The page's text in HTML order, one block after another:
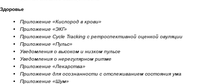
Здоровье
Приложение «Кислород в крови»
Приложение «ЭКГ»
Приложение Cycle Tracking с ретроспективной оценкой овуляции
Приложение «Пульс»
Уведомления о высоком и низком пульсе
Уведомления о нерегулярном ритме
Приложение «Лекарства»
Приложение для осознанности с отслеживанием состояния ума
Приложение «Шум»